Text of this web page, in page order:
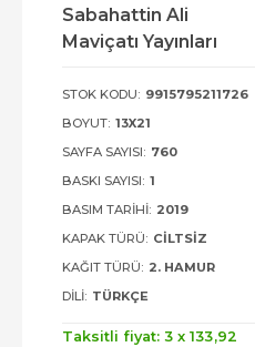
Sabahattin Ali
Maviçatı Yayınları
STOK KODU: 9915795211726
BOYUT: 13X21
SAYFA SAYISI: 760
BASKI SAYISI: 1
BASIM TARIHI: 2019
KAPAK TÜRÜ: CILTSIZ
KAĞIT TÜRÜ: 2. HAMUR
DILI: TÜRKÇE
Taksitli fiyat: 3 x 133,92